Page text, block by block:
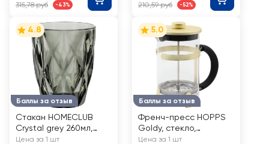
315,78 руб -43% 210,59 руб -52%
Баллы за отзыв
4.8
Стакан HOMECLUB
Crystal grey 260мл,
стекло, Арт. EGR-1
Цена за 1 шт
Баллы за отзыв
5.0
Френч-пресс HOPPS
Goldy, стекло,
нержавеющая сталь,
Цена за 1 шт